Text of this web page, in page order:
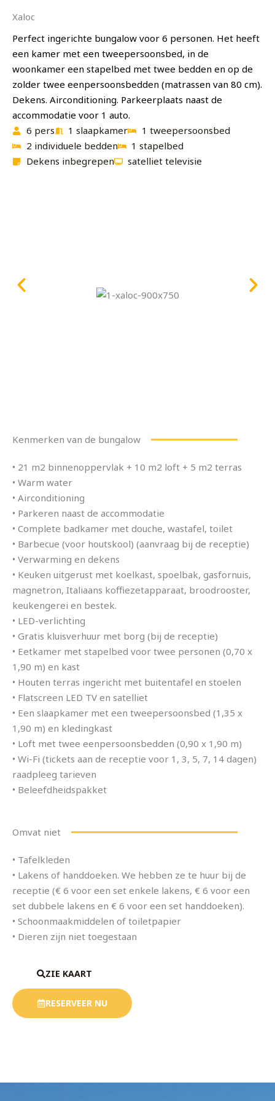
Xaloc
Perfect ingerichte bungalow voor 6 personen. Het heeft
een kamer met een tweepersoonsbed, in de
woonkamer een stapelbed met twee bedden en op de
zolder twee eenpersoonsbedden (matrassen van 80 cm).
Dekens. Airconditioning. Parkeerplaats naast de
accommodatie voor 1 auto.
6 pers
1 slaapkamer
1 tweepersoonsbed
2 individuele bedden
1 stapelbed
Dekens inbegrepen
satelliet televisie
Kenmerken van de bungalow
• 21 m2 binnenoppervlak + 10 m2 loft + 5 m2 terras
• Warm water
• Airconditioning
• Parkeren naast de accommodatie
• Complete badkamer met douche, wastafel, toilet
• Barbecue (voor houtskool) (aanvraag bij de receptie)
• Verwarming en dekens
• Keuken uitgerust met koelkast, spoelbak, gasfornuis,
magnetron, Italiaans koffiezetapparaat, broodrooster,
keukengerei en bestek.
• LED-verlichting
• Gratis kluisverhuur met borg (bij de receptie)
• Eetkamer met stapelbed voor twee personen (0,70 x
1,90 m) en kast
• Houten terras ingericht met buitentafel en stoelen
• Flatscreen LED TV en satelliet
• Een slaapkamer met een tweepersoonsbed (1,35 x
1,90 m) en kledingkast
• Loft met twee eenpersoonsbedden (0,90 x 1,90 m)
• Wi-Fi (tickets aan de receptie voor 1, 3, 5, 7, 14 dagen)
raadpleeg tarieven
• Beleefdheidspakket
Omvat niet
• Tafelkleden
• Lakens of handdoeken. We hebben ze te huur bij de
receptie (€ 6 voor een set enkele lakens, € 6 voor een
set dubbele lakens en € 6 voor een set handdoeken).
• Schoonmaakmiddelen of toiletpapier
• Dieren zijn niet toegestaan
ZIE KAART
RESERVEER NU